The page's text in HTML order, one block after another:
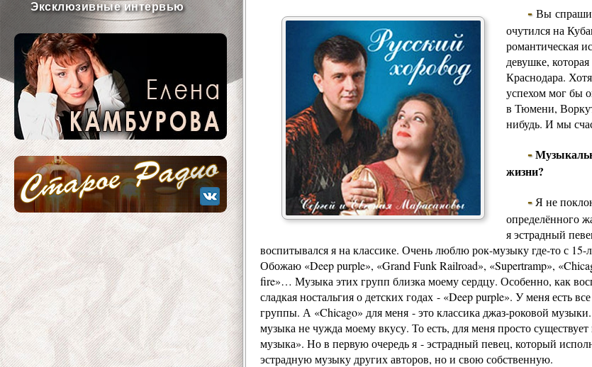
Эксклюзивные интервью
-Вы
очутился на
романтическая
девушке,
Краснодара.
успехом мог бы
в Тюмени,
нибудь. И мы
-
жизни?
-Я не
определённого
я эстрадный
воспитывался я на классике. Очень люблю рок-музыку где-то с 15-
Обожаю «Deep purple», «Grand Funk Railroad», «Supertramp»,
fire»… Музыка этих групп близка моему сердцу. Особенно, как
сладкая ностальгия о детских годах - «Deep purple». У меня есть
группы. А «Chicago» для меня - это классика джаз-роковой
музыка не чужда моему вкусу. То есть, для меня просто
музыка». Но в первую очередь я - эстрадный певец, который
эстрадную музыку других авторов, но и свою собственную.